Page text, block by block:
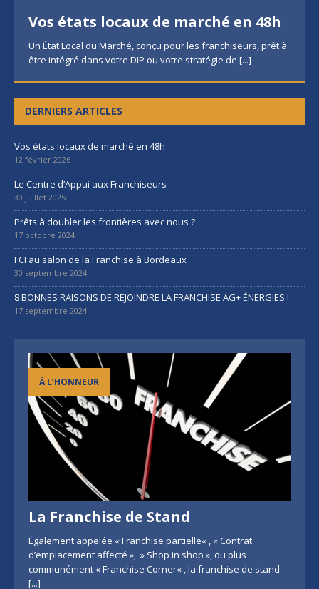
Vos états locaux de marché en 48h
Un État Local du Marché, conçu pour les franchiseurs, prêt à
être intégré dans votre DIP ou votre stratégie de [...]
DERNIERS ARTICLES
Vos états locaux de marché en 48h
12 février 2026
Le Centre d’Appui aux Franchiseurs
30 juillet 2025
Prêts à doubler les frontières avec nous ?
17 octobre 2024
FCI au salon de la Franchise à Bordeaux
30 septembre 2024
8 BONNES RAISONS DE REJOINDRE LA FRANCHISE AG+ ÉNERGIES !
17 septembre 2024
À L’HONNEUR
La Franchise de Stand
Également appelée « Franchise partielle« , « Contrat
d’emplacement affecté », » Shop in shop », ou plus
communément « Franchise Corner« , la franchise de stand
[...]